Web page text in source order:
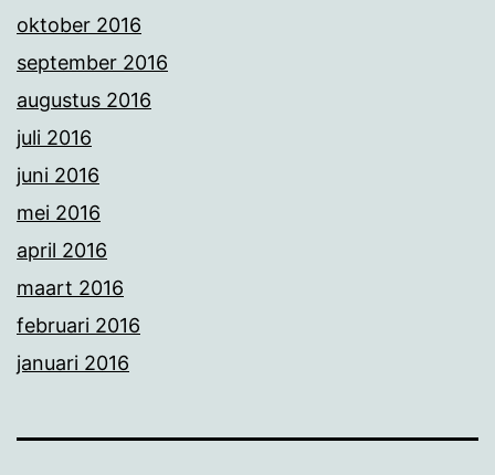
oktober 2016
september 2016
augustus 2016
juli 2016
juni 2016
mei 2016
april 2016
maart 2016
februari 2016
januari 2016